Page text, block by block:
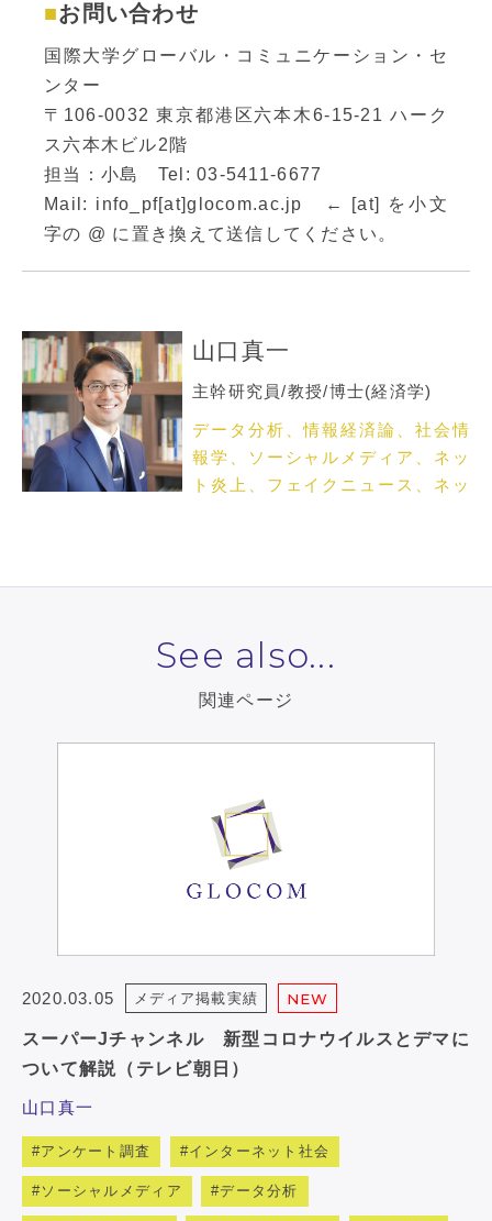
お問い合わせ
国際大学グローバル・コミュニケーション・セ
ンター
〒106-0032 東京都港区六本木6-15-21 ハーク
ス六本木ビル2階
担当：小島 Tel: 03-5411-6677
Mail: info_pf[at]glocom.ac.jp ← [at] を小文
字の @ に置き換えて送信してください。
山口真一
主幹研究員/教授/博士(経済学)
データ分析、情報経済論、社会情
報学、ソーシャルメディア、ネッ
ト炎上、フェイクニュース、ネッ
See also...
関連ページ
2020.03.05 メディア掲載実績 NEW
スーパーJチャンネル 新型コロナウイルスとデマに
ついて解説（テレビ朝日）
山口真一
アンケート調査 インターネット社会
ソーシャルメディア データ分析